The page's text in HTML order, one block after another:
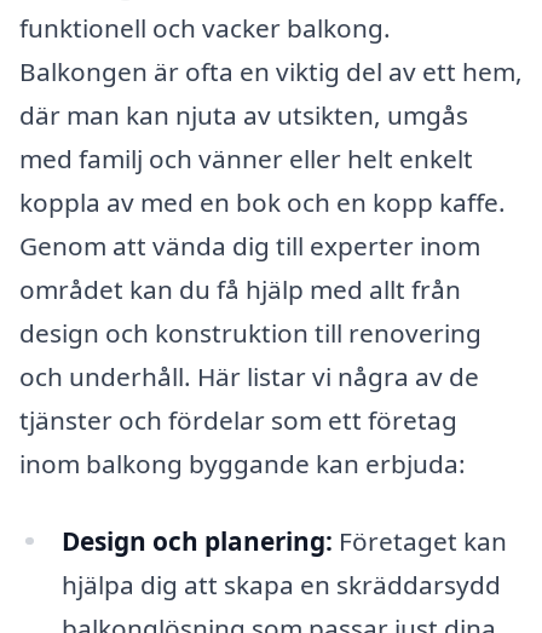
funktionell och vacker balkong.
Balkongen är ofta en viktig del av ett hem,
där man kan njuta av utsikten, umgås
med familj och vänner eller helt enkelt
koppla av med en bok och en kopp kaffe.
Genom att vända dig till experter inom
området kan du få hjälp med allt från
design och konstruktion till renovering
och underhåll. Här listar vi några av de
tjänster och fördelar som ett företag
inom balkong byggande kan erbjuda:
Design och planering: Företaget kan
hjälpa dig att skapa en skräddarsydd